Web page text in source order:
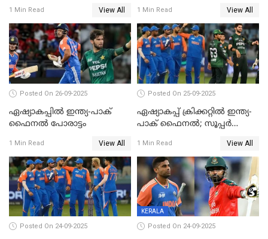
ഹാരിസ് റൗഫിനും പിഴ ശിക്ഷ
1 Min Read View All 1 Min Read View All
Posted On 26-09-2025
ഏഷ്യാകപ്പില്‍ ഇന്ത്യ-പാക്
ഫൈനല്‍ പോരാട്ടം
1 Min Read View All
Posted On 25-09-2025
ഏഷ്യാകപ്പ് ക്രിക്കറ്റിൽ ഇന്ത്യ-
പാക് ഫൈനല്‍; സൂപ്പർ
തോൽപിച്ച് പാകിസ്ഥാൻ
1 Min Read View All
Posted On 24-09-2025
KERALA
Posted On 24-09-2025